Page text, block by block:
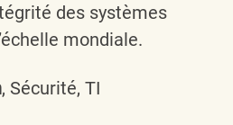
des systèmes
mondiale.
, Sécurité, TI